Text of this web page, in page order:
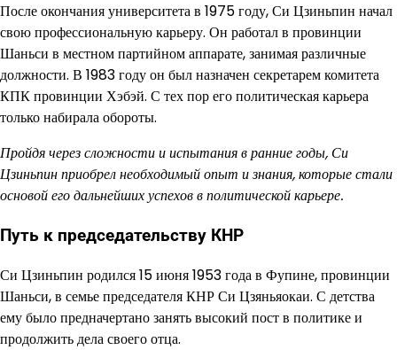
После окончания университета в 1975 году, Си Цзиньпин начал
свою профессиональную карьеру. Он работал в провинции
Шаньси в местном партийном аппарате, занимая различные
должности. В 1983 году он был назначен секретарем комитета
КПК провинции Хэбэй. С тех пор его политическая карьера
только набирала обороты.
Пройдя через сложности и испытания в ранние годы, Си
Цзиньпин приобрел необходимый опыт и знания, которые стали
основой его дальнейших успехов в политической карьере.
Путь к председательству КНР
Си Цзиньпин родился 15 июня 1953 года в Фупине, провинции
Шаньси, в семье председателя КНР Си Цзяньяокаи. С детства
ему было предначертано занять высокий пост в политике и
продолжить дела своего отца.